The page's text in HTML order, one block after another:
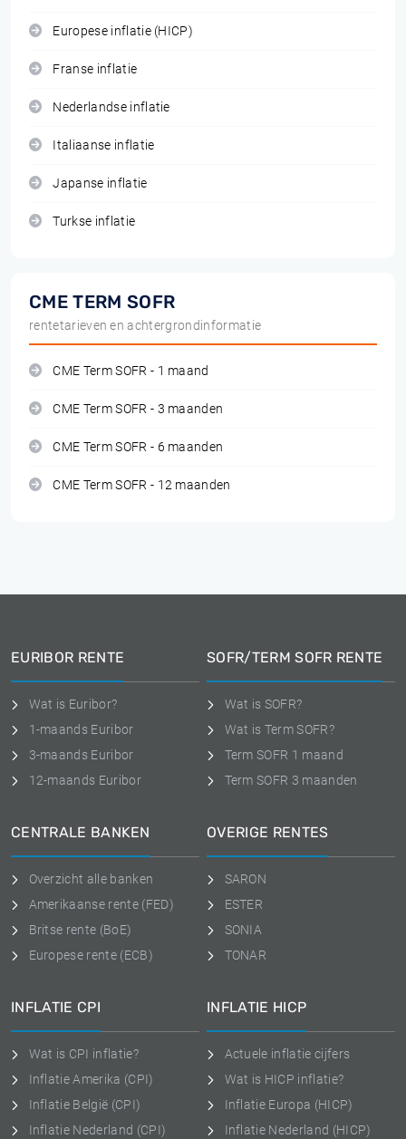
Europese inflatie (HICP)
Franse inflatie
Nederlandse inflatie
Italiaanse inflatie
Japanse inflatie
Turkse inflatie
CME TERM SOFR
rentetarieven en achtergrondinformatie
CME Term SOFR - 1 maand
CME Term SOFR - 3 maanden
CME Term SOFR - 6 maanden
CME Term SOFR - 12 maanden
EURIBOR RENTE
Wat is Euribor?
1-maands Euribor
3-maands Euribor
12-maands Euribor
SOFR/TERM SOFR RENTE
Wat is SOFR?
Wat is Term SOFR?
Term SOFR 1 maand
Term SOFR 3 maanden
CENTRALE BANKEN
Overzicht alle banken
Amerikaanse rente (FED)
Britse rente (BoE)
Europese rente (ECB)
OVERIGE RENTES
SARON
ESTER
SONIA
TONAR
INFLATIE CPI
Wat is CPI inflatie?
Inflatie Amerika (CPI)
Inflatie België (CPI)
Inflatie Nederland (CPI)
INFLATIE HICP
Actuele inflatie cijfers
Wat is HICP inflatie?
Inflatie Europa (HICP)
Inflatie Nederland (HICP)